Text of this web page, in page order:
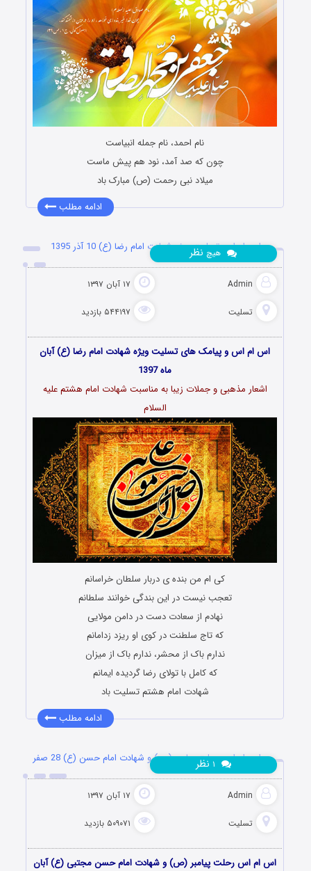
نام احمد، نام جمله انبیاست
چون که صد آمد، نود هم پیش ماست
میلاد نبى رحمت (ص) مبارک باد
ادامه مطلب
اس ام اس تسلیت ویژه شهادت امام رضا (ع) 10 آذر 1395
Admin ۱۷ آبان ۱۳۹۷
تسلیت ۵۴۴۱۹۷ بازدید
هیچ نظر
اس ام اس و پیامک های تسلیت ویژه شهادت امام رضا (ع) آبان
ماه 1397
اشعار مذهبی و جملات زیبا به مناسبت شهادت امام هشتم علیه
السلام
کی ام من بنده ی دربار سلطان خراسانم
تعجب نیست در این بندگی خوانند سلطانم
نهادم از سعادت دست در دامن مولایی
که تاج سلطنت در کوی او ریزد زدامانم
ندارم باک از محشر، ندارم باک از میزان
که کامل با تولای رضا گردیده ایمانم
شهادت امام هشتم تسلیت باد
ادامه مطلب
اس ام اس رحلت پیامبر (ص) و شهادت امام حسن (ع) 28 صفر
Admin ۱۷ آبان ۱۳۹۷
تسلیت ۵۰۹۰۷۱ بازدید
نظر
اس ام اس رحلت پیامبر (ص) و شهادت امام حسن مجتبی (ع) آبان